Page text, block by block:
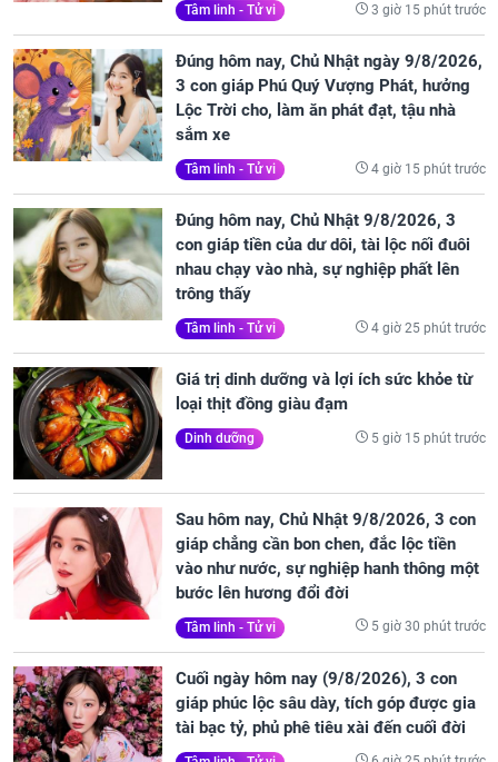
Tâm linh - Tử vi 3 giờ 15 phút trước
Đúng hôm nay, Chủ Nhật ngày 9/8/2026,
3 con giáp Phú Quý Vượng Phát, hưởng
Lộc Trời cho, làm ăn phát đạt, tậu nhà
sắm xe
Tâm linh - Tử vi 4 giờ 15 phút trước
Đúng hôm nay, Chủ Nhật 9/8/2026, 3
con giáp tiền của dư dôi, tài lộc nối đuôi
nhau chạy vào nhà, sự nghiệp phất lên
trông thấy
Tâm linh - Tử vi 4 giờ 25 phút trước
Giá trị dinh dưỡng và lợi ích sức khỏe từ
loại thịt đồng giàu đạm
Dinh dưỡng 5 giờ 15 phút trước
Sau hôm nay, Chủ Nhật 9/8/2026, 3 con
giáp chẳng cần bon chen, đắc lộc tiền
vào như nước, sự nghiệp hanh thông một
bước lên hương đổi đời
Tâm linh - Tử vi 5 giờ 30 phút trước
Cuối ngày hôm nay (9/8/2026), 3 con
giáp phúc lộc sâu dày, tích góp được gia
tài bạc tỷ, phủ phê tiêu xài đến cuối đời